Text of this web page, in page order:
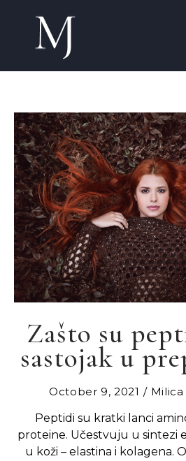
Zašto su
sastojak u
October 9, 2021
Peptidi su kratki lanci
proteine. Učestvuju u sintezi
u koži – elastina i kolagena.